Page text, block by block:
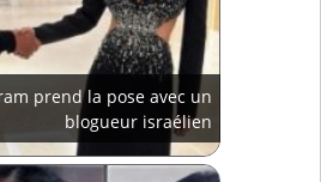
prend la pose avec un
blogueur israélien